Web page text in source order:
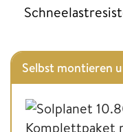
Selbst montieren